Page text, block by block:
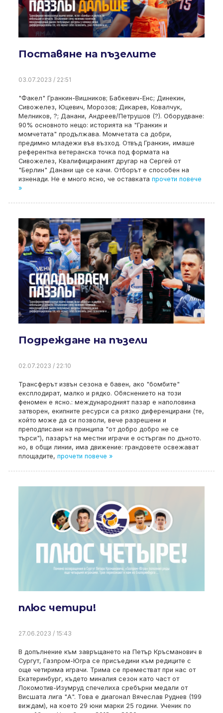
Поставяне на пъзелите
03.07.2023 / 22:51
"Факел" Гранкин-Вишников; Бабкевич-Енс; Динекин,
Сивожелез, Юцевич, Морозов; Дикарев, Ковалчук,
Мелников, ?; Данани, Андреев/Петрушов (?). Оборудване:
90% основното нещо: историята на "Гранкин и
момчетата" продължава. Момчетата са добри,
предимно младежи във възход. Отвъд Гранкин, имаше
референтна ветеранска точка под формата на
Сивожелез, Квалифицираният другар на Сергей от
"Берлин" Данани ще се качи. Отборът е способен на
изненади. Не е много ясно, че оставката прочети повече
»
Подреждане на пъзели
02.07.2023 / 22:10
Трансферът извън сезона е бавен, ако "бомбите"
експлодират, малко и рядко. Обяснението на този
феномен е ясно.: международният пазар е наполовина
затворен, екипните ресурси са рязко диференцирани (те,
който може да си позволи, вече разрешени и
преподписани на принципа "от добро добро не се
търси"), пазарът на местни играчи е остърган по дъното.
но, в общи линии, има движение: грандовете освежават
площадите, прочети повече »
плюс четири!
27.06.2023 / 15:43
В допълнение към завръщането на Петър Кръсманович в
Сургут, Газпром-Югра се присъедини към редиците с
още четирима играчи. Трима се преместват при нас от
Екатеринбург, където миналия сезон като част от
Локомотив-Изумруд спечелиха сребърни медали от
Висшата лига "А". Това е диагонал Вячеслав Руднев (199
виждам), на което 29 юни марки 25 години. Ученик по